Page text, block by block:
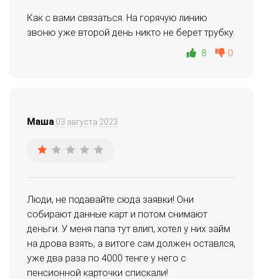
Как с вами связаться. На горячую линию
звоню уже второй день никто не берет трубку.
8
0
Маша 03 августа 2023
Люди, не подавайте сюда заявки! Они
собирают данные карт и потом снимают
деньги. У меня папа тут влип, хотел у них займ
на дрова взять, а витоге сам должен оставлся,
уже два раза по 4000 тенге у него с
пенсионной карточки спискали!